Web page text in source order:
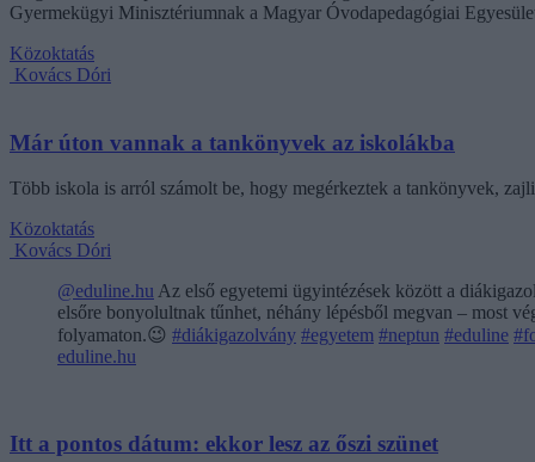
Gyermekügyi Minisztériumnak a Magyar Óvodapedagógiai
Közoktatás
Kovács Dóri
Már úton vannak a tankönyvek az iskolákba
Több iskola is arról számolt be, hogy megérkeztek a tankönyvek,
Közoktatás
Kovács Dóri
@eduline.hu Az első egyetemi ügyintézések között a
elsőre bonyolultnak tűnhet, néhány lépésből megvan – most
folyamaton.😉 #diákigazolvány #egyetem #neptun #eduline
eduline.hu
Itt a pontos dátum: ekkor lesz az őszi szünet